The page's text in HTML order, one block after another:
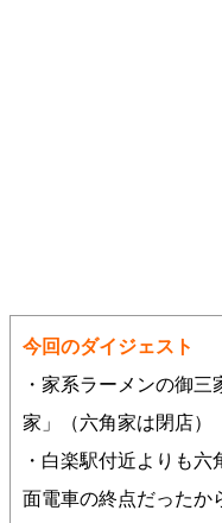
今回のダイジェスト
・家系ラーメンの御
家」（六角家は閉店）
・白楽駅付近よりも
面電車の終点だったか